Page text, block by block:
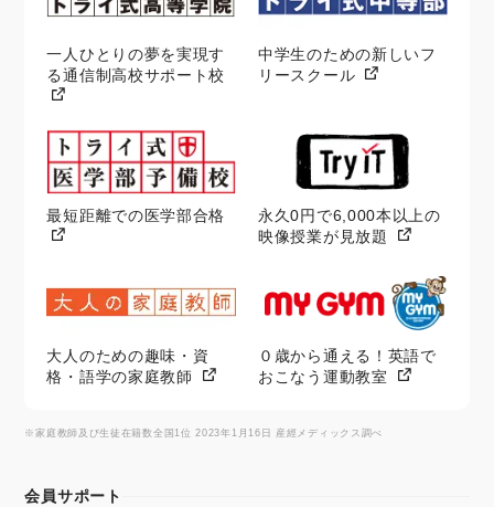
一人ひとりの夢を実現す
る通信制高校サポート校
中学生のための新しいフ
リースクール
最短距離での医学部合格
永久0円で6,000本以上の
映像授業が見放題
大人のための趣味・資
格・語学の家庭教師
０歳から通える！英語で
おこなう運動教室
※家庭教師及び生徒在籍数全国1位 2023年1月16日 産經メディックス調べ
会員サポート